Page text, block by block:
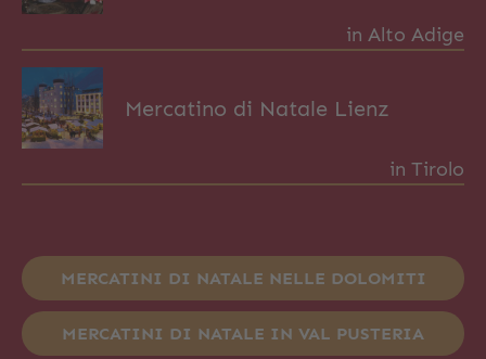
in Alto Adige
Mercatino di Natale Lienz
in Tirolo
MERCATINI DI NATALE NELLE DOLOMITI
MERCATINI DI NATALE IN VAL PUSTERIA